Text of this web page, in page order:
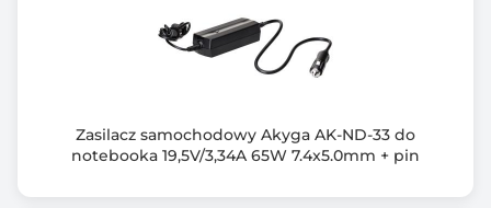
Zasilacz samochodowy Akyga AK-ND-33 do
notebooka 19,5V/3,34A 65W 7.4x5.0mm + pin